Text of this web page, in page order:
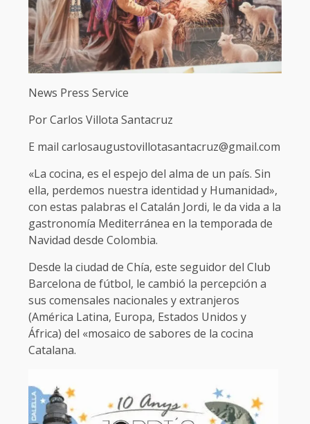
News Press Service
Por Carlos Villota Santacruz
E mail carlosaugustovillotasantacruz@gmail.com
«La cocina, es el espejo del alma de un país. Sin
ella, perdemos nuestra identidad y Humanidad»,
con estas palabras el Catalán Jordi, le da vida a la
gastronomía Mediterránea en la temporada de
Navidad desde Colombia.
Desde la ciudad de Chía, este seguidor del Club
Barcelona de fútbol, le cambió la percepción a
sus comensales nacionales y extranjeros
(América Latina, Europa, Estados Unidos y
África) del «mosaico de sabores de la cocina
Catalana.